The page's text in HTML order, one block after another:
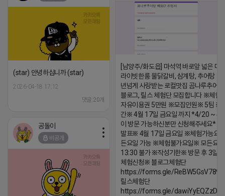
[남양주/화도읍] 마석역 바로앞 넓은 매
라이빗한룸 물닭갈비, 삼계탕, 추어탕 맛
년넘게 사랑받는 로컬맛집 곰나루추어
블로그, 릴스 체험단 모집합니다 ※체험
자유이용권 5만원 ※모집인원※ 5팀 ※
간※ 4월 17일 금요일 까지 *4/20 ~ 4/
이 방문 가능하신분만 신청해주세요* ※
발표※ 4월 17일 금요일 ※체험가능요
든요일 가능 ※체험불가요일※ 모든요
13:30 불가 ※작성기한※ 방문 후 3일
체험신청※ 블로그체험단
https://forms.gle/
릴스체험단
https://forms.gle/
(star) 안녕하십니까 (star)
2026-04-18 17:12
댓글:20개
공돌이
비공개